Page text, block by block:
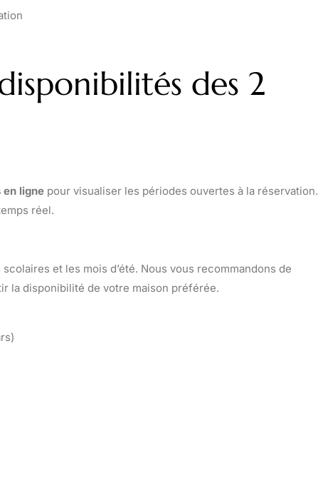
des 2
ligne pour visualiser les périodes ouvertes à la réservation.
réel.
et les mois d’été. Nous vous recommandons de
la disponibilité de votre maison préférée.